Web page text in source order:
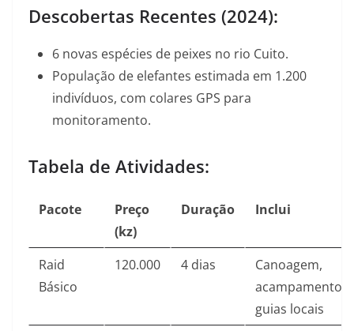
Descobertas Recentes (2024):
6 novas espécies de peixes no rio Cuito.
População de elefantes estimada em 1.200
indivíduos, com colares GPS para
monitoramento.
Tabela de Atividades:
Pacote
Preço
(kz)
Duração Inclui
Raid
Básico
120.000 4 dias
Canoagem,
acampamento,
guias locais